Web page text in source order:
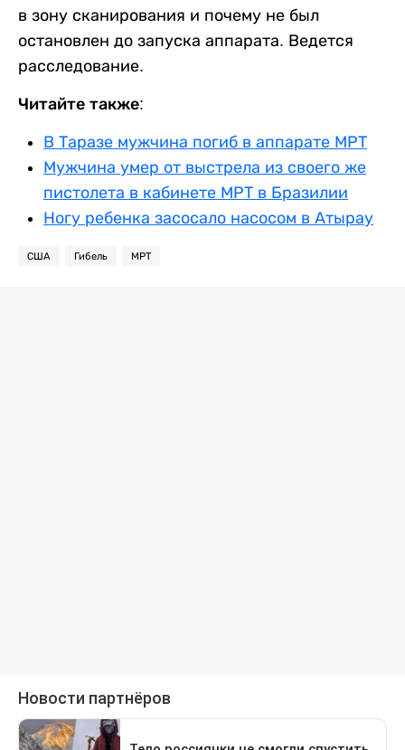
в зону сканирования и почему не был
остановлен до запуска аппарата. Ведется
расследование.
Читайте также:
В Таразе мужчина погиб в аппарате МРТ
Мужчина умер от выстрела из своего же
пистолета в кабинете МРТ в Бразилии
Ногу ребенка засосало насосом в Атырау
США Гибель МРТ